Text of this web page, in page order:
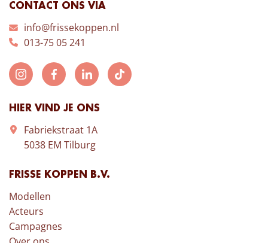
CONTACT ONS VIA
info@frissekoppen.nl
013-75 05 241
HIER VIND JE ONS
Fabriekstraat 1A
5038 EM Tilburg
FRISSE KOPPEN B.V.
Modellen
Acteurs
Campagnes